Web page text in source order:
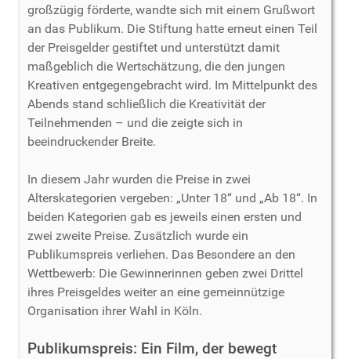
großzügig förderte, wandte sich mit einem Grußwort
an das Publikum. Die Stiftung hatte erneut einen Teil
der Preisgelder gestiftet und unterstützt damit
maßgeblich die Wertschätzung, die den jungen
Kreativen entgegengebracht wird. Im Mittelpunkt des
Abends stand schließlich die Kreativität der
Teilnehmenden – und die zeigte sich in
beeindruckender Breite.
In diesem Jahr wurden die Preise in zwei
Alterskategorien vergeben: „Unter 18“ und „Ab 18“. In
beiden Kategorien gab es jeweils einen ersten und
zwei zweite Preise. Zusätzlich wurde ein
Publikumspreis verliehen. Das Besondere an den
Wettbewerb: Die Gewinnerinnen geben zwei Drittel
ihres Preisgeldes weiter an eine gemeinnützige
Organisation ihrer Wahl in Köln.
Publikumspreis: Ein Film, der bewegt